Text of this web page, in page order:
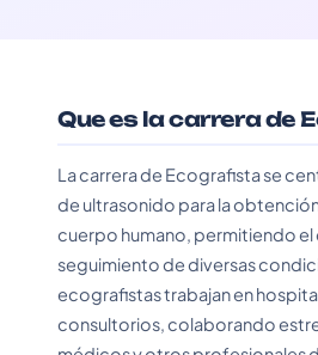
Que es la carrera de
La carrera de Ecografista se
de ultrasonido para la
cuerpo humano, permitiendo
seguimiento de diversas
ecografistas trabajan en
consultorios, colaborando